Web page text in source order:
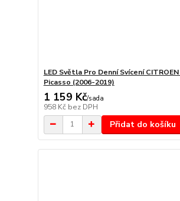
LED Světla Pro Denní Svícení
Picasso (2006-2019)
1 159 Kč/sada
958 Kč bez DPH
Přidat do košíku